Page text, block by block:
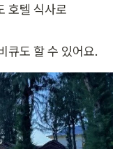
호텔 식사로
큐도 할 수 있어요.